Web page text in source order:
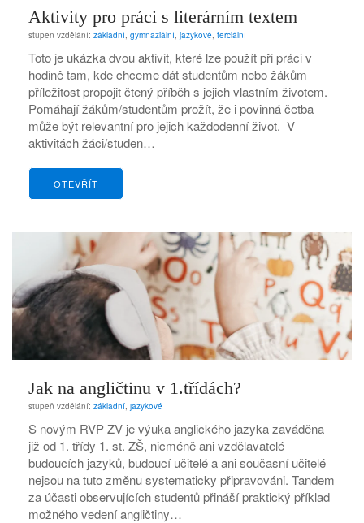
Aktivity pro práci s literárním textem
stupeň vzdělání: základní gymnaziální jazykové terciální
Toto je ukázka dvou aktivit, které lze použít při práci v
hodině tam, kde chceme dát studentům nebo žákům
příležitost propojit čtený příběh s jejich vlastním životem.
Pomáhají žákům/studentům prožít, že i povinná četba
může být relevantní pro jejich každodenní život. V
aktivitách žáci/studen…
OTEVŘÍT
Jak na angličtinu v 1.třídách?
stupeň vzdělání: základní jazykové
S novým RVP ZV je výuka anglického jazyka zaváděna
již od 1. třídy 1. st. ZŠ, nicméně ani vzdělavatelé
budoucích jazyků, budoucí učitelé a ani současní učitelé
nejsou na tuto změnu systematicky připravováni. Tandem
za účasti observujících studentů přináší praktický příklad
možného vedení angličtiny…